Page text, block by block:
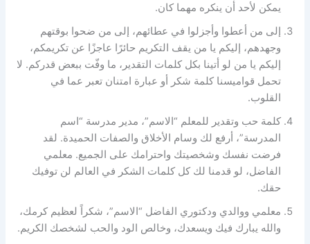
يمكن لأحد أن ينكره مهما كان.
إلى من أعطوا وأجزلوا في عطائهم، إلى من ضحوا بوقتهم
وجهدهم، إليكم يا من يقف التكريم حائرًا عاجزًا عن تكريمكم،
إليكم يا من لو أتينا بكل كلمات التقدير، ما وفّت ببعض قدركم. لا
تحمل قواميسنا كلمة شكر أو عبارة امتنان تعبر عما في
القلوب.
كلمة حب وتقدير للمعلم “الاسم”، مدير مدرسة “اسم
المدرسة”، أرفع لك وسام الأخلاق والصفات الحميدة. لقد
فرضت نفسك وشخصيتك واحترامك على الجميع. معلمي
الفاضل، لو قدمنا لك كل كلمات الشكر في العالم لن توفيك
حقك.
معلمي ووالدي ودكتوري الفاضل “الاسم”، شكراً لعظيم كرمك،
والله يبارك فيك ويسعدك، وخالص الود والحب لشخصك الكريم.